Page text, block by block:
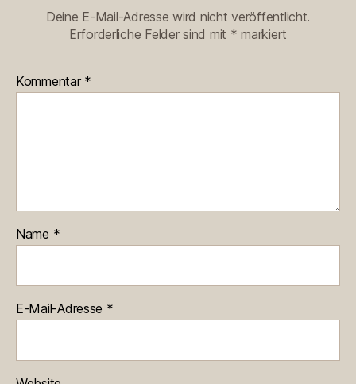
Deine E-Mail-Adresse wird nicht veröffentlicht.
Erforderliche Felder sind mit * markiert
Kommentar *
Name *
E-Mail-Adresse *